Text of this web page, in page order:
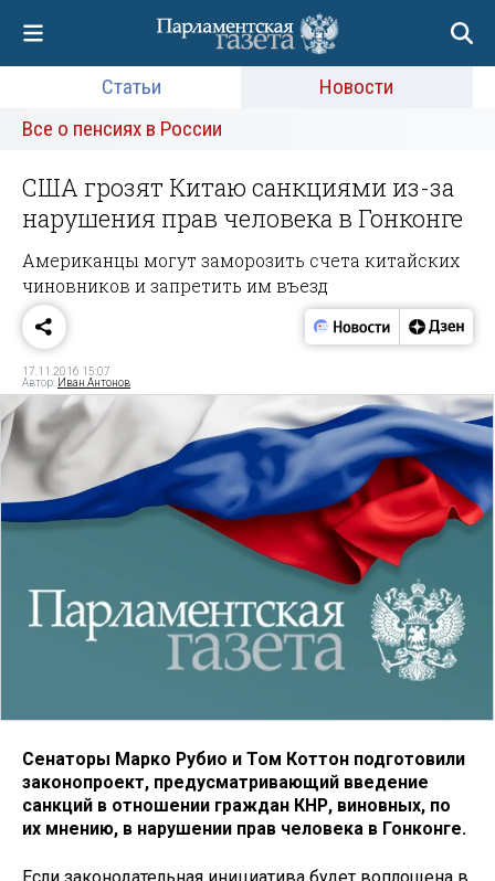
Статьи
Новости
Все о пенсиях в России
США грозят Китаю санкциями из-за
нарушения прав человека в Гонконге
Американцы могут заморозить счета китайских
чиновников и запретить им въезд
17.11.2016 15:07
Автор: Иван Антонов
Сенаторы Марко Рубио и Том Коттон подготовили
законопроект, предусматривающий введение
санкций в отношении граждан КНР, виновных, по
их мнению, в нарушении прав человека в Гонконге.